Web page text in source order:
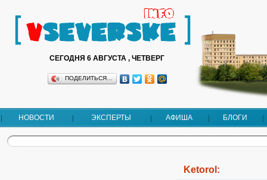
СЕГОДНЯ 6 АВГУСТА , ЧЕТВЕРГ
ПОДЕЛИТЬСЯ…
НОВОСТИ ЭКСПЕРТЫ АФИША БЛОГИ
Ketorol: